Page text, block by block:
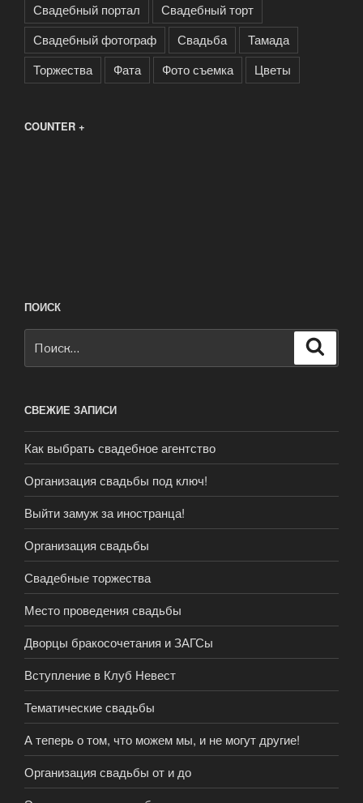
Свадебный портал
Свадебный торт
Свадебный фотограф
Свадьба
Тамада
Торжества
Фата Фото съемка Цветы
COUNTER +
ПОИСК
СВЕЖИЕ ЗАПИСИ
Как выбрать свадебное агентство
Организация свадьбы под ключ!
Выйти замуж за иностранца!
Организация свадьбы
Свадебные торжества
Место проведения свадьбы
Дворцы бракосочетания и ЗАГСы
Вступление в Клуб Невест
Тематические свадьбы
А теперь о том, что можем мы, и не могут другие!
Организация свадьбы от и до